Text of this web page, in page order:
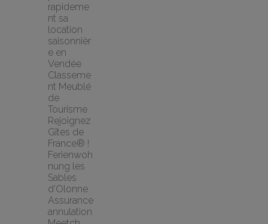
rapideme
nt sa
location
saisonnièr
e en
Vendée
Classeme
nt Meublé
de
Tourisme
Rejoignez
Gîtes de
France® !
Ferienwoh
nung les
Sables
d'Olonne
Assurance
annulation